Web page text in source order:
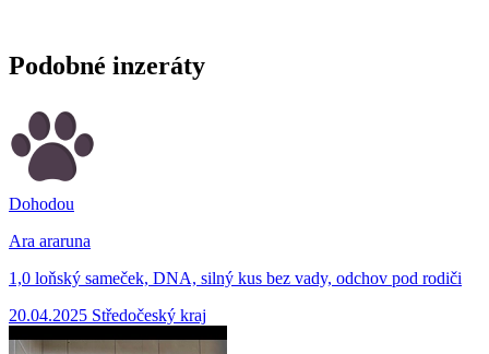
Podobné inzeráty
Dohodou
Ara araruna
1,0 loňský sameček, DNA, silný kus bez vady, odchov pod rodiči
20.04.2025 Středočeský kraj